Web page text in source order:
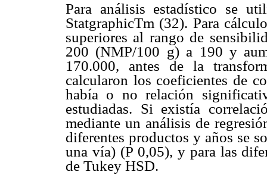
Para análisis estadístico se
StatgraphicTm (32). Para
superiores al rango de
200 (NMP/100 g) a 190 y
170.000, antes de la
calcularon los coeficientes de
había o no relación
estudiadas. Si existía
mediante un análisis de
diferentes productos y años se
una vía) (P 0,05), y para las
de Tukey HSD.